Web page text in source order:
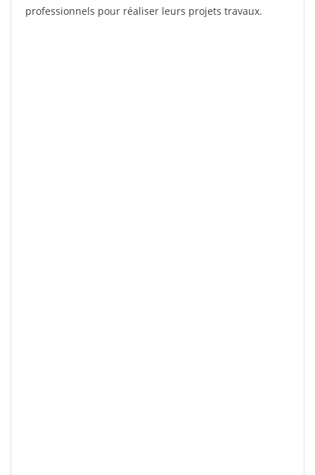
professionnels pour réaliser leurs projets travaux.